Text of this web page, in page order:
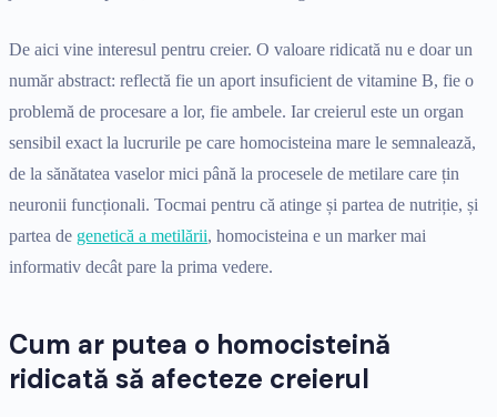
De aici vine interesul pentru creier. O valoare ridicată nu e doar un
număr abstract: reflectă fie un aport insuficient de vitamine B, fie o
problemă de procesare a lor, fie ambele. Iar creierul este un organ
sensibil exact la lucrurile pe care homocisteina mare le semnalează,
de la sănătatea vaselor mici până la procesele de metilare care țin
neuronii funcționali. Tocmai pentru că atinge și partea de nutriție, și
partea de genetică a metilării, homocisteina e un marker mai
informativ decât pare la prima vedere.
Cum ar putea o homocisteină
ridicată să afecteze creierul